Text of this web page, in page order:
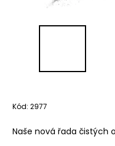
Kód: 2977
Naše nová řada čistých